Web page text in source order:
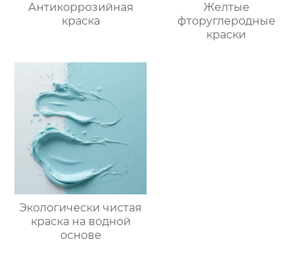
Антикоррозийная
краска
Желтые
фторуглеродные
краски
Экологически чистая
краска на водной
основе